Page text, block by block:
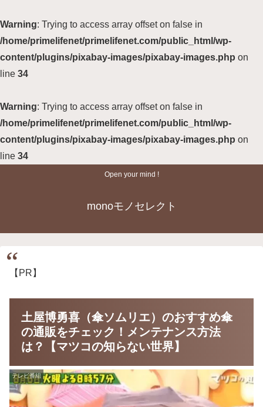
Warning: Trying to access array offset on false in
/home/primelifenet/primelifenet.com/public_html/wp-
content/plugins/pixabay-images/pixabay-images.php on
line 34
Warning: Trying to access array offset on false in
/home/primelifenet/primelifenet.com/public_html/wp-
content/plugins/pixabay-images/pixabay-images.php on
line 34
Open your mind !
monoモノセレクト
【PR】
土屋博勇喜（傘ソムリエ）のおすすめ傘
の通販をチェック！メンテナンス方法
は？【マツコの知らない世界】
テレビ番組